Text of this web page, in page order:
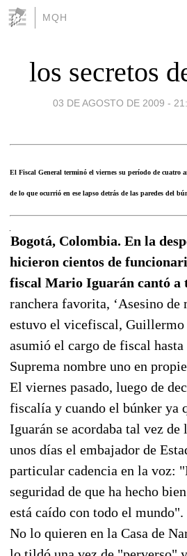
MQH
los secretos
03 DE AGOSTO DE 2009 -
El Fiscal General terminó el viernes su período de cuatro
de lo que ocurrió en ese lapso detrás de las paredes del
Bogotá, Colombia. En la
hicieron cientos de
fiscal Mario Iguarán cantó a
ranchera favorita, ‘Asesino de
estuvo el vicefiscal, Guillermo
asumió el cargo de fiscal
Suprema nombre uno en
El viernes pasado, luego de
fiscalía y cuando el búnker ya
Iguarán se acordaba tal vez
unos días el embajador de
particular cadencia en la voz:
seguridad de que ha hecho
está caído con todo el mundo".
No lo quieren en la Casa de